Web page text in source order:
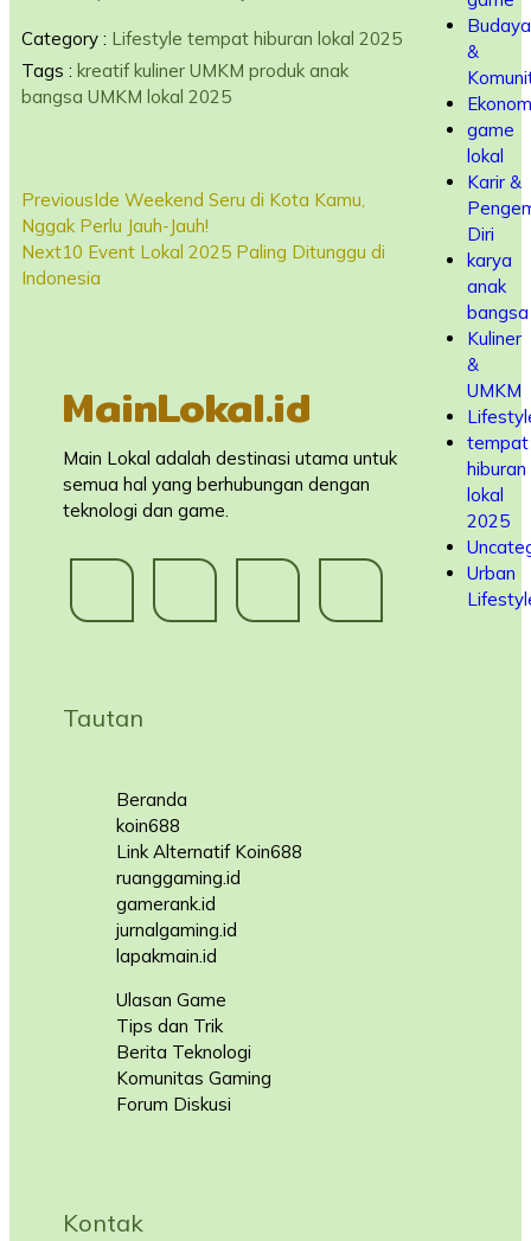
Category : Lifestyle tempat hiburan lokal 2025
Tags : kreatifkuliner UMKM produk anak
bangsa UMKM lokal 2025
PreviousIde Weekend Seru di Kota Kamu,
Nggak Perlu Jauh-Jauh!
Next10 Event Lokal 2025 Paling Ditunggu di
Indonesia
Budaya
&
game
lokal
Karir &
Diri
karya
anak
bangsa
Kuliner
&
UMKM
tempat
hiburan
lokal
2025
Urban
MainLokal.id
Main Lokal adalah destinasi utama untuk
semua hal yang berhubungan dengan
teknologi dan game.
Tautan
Beranda
koin688
Link Alternatif Koin688
ruanggaming.id
gamerank.id
jurnalgaming.id
lapakmain.id
Ulasan Game
Tips dan Trik
Berita Teknologi
Komunitas Gaming
Forum Diskusi
Kontak